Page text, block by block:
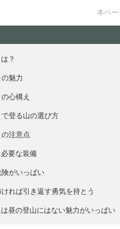
本ペー
？
魅力
心構え
登る山の選び方
注意点
要な装備
がいっぱい
れば引き返す勇気を持とう
昼の登山にはない魅力がいっぱい